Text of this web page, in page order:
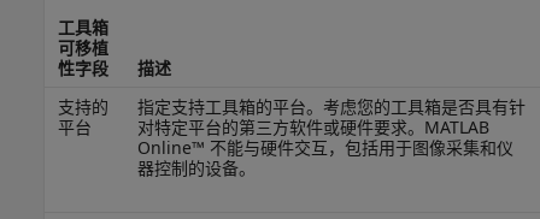
工具箱
可移植
性字段
描述
支持的
平台
指定支持工具箱的平台。考虑您的工具箱是否具有针
对特定平台的第三方软件或硬件要求。 MATLAB
Online™ 不能与硬件交互，包括用于图像采集和仪
器控制的设备。